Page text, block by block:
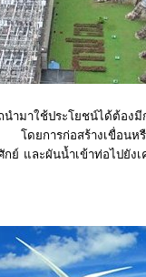
นำมาใช้ประโยชน์ได้ต้อง
ดยการก่อสร้างเขื่อนหรื
กย์ และผันน้ำเข้าท่อไปยัง